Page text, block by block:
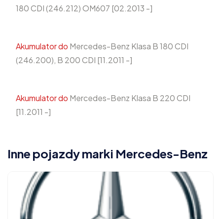
180 CDI (246.212) OM607 [02.2013 -]
Akumulator do Mercedes-Benz Klasa B 180 CDI
(246.200), B 200 CDI [11.2011 -]
Akumulator do Mercedes-Benz Klasa B 220 CDI
[11.2011 -]
Inne pojazdy marki Mercedes-Benz